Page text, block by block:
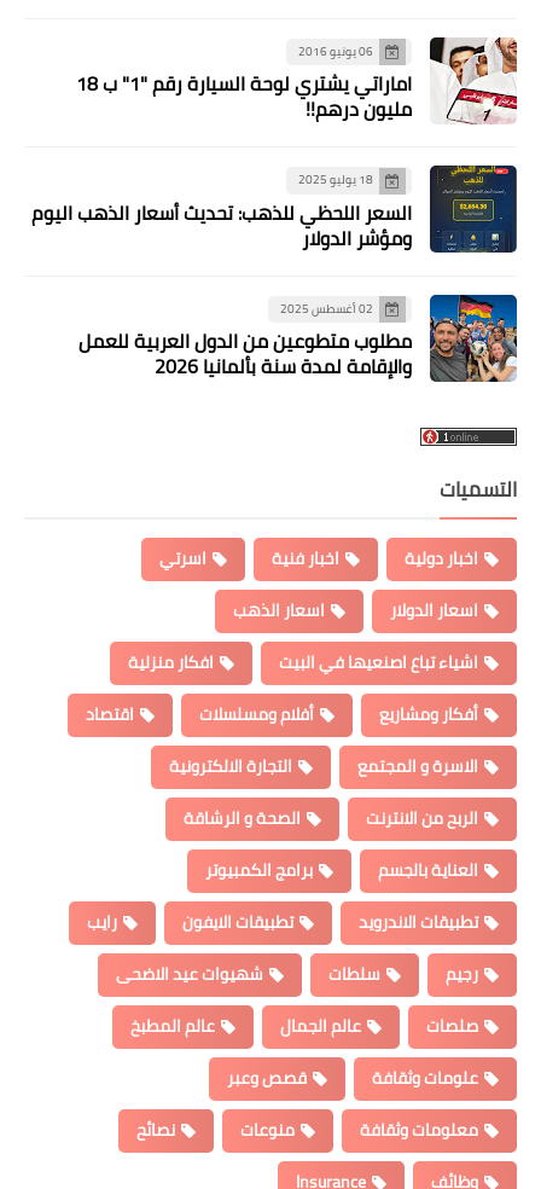
06 يونيو 2016
اماراتي يشتري لوحة السيارة رقم "1" ب 18
مليون درهم!!
18 يوليو 2025
السعر اللحظي للذهب: تحديث أسعار الذهب اليوم
ومؤشر الدولار
02 أغسطس 2025
مطلوب متطوعين من الدول العربية للعمل
والإقامة لمدة سنة بألمانيا 2026
التسميات
اخبار دولية اخبار فنية
اسرتي
اسعار الدولار
اسعار الذهب
اشياء تباع اصنعيها في البيت
افكار منزلية
أفكار ومشاريع
أفلام ومسلسلات
اقتصاد
الاسرة و المجتمع
التجارة الالكترونية
الربح من الانترنت
الصحة و الرشاقة
العناية بالجسم
برامج الكمبيوتر
تطبيقات الاندرويد
تطبيقات الايفون
رايب
رجيم
سلطات
شهيوات عيد الاضحى
صلصات
عالم الجمال
عالم المطبخ
علومات وثقافة
قصص وعبر
معلومات وثقافة
منوعات
نصائح
وظائف
Insurance